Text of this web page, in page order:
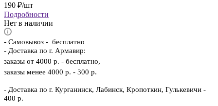
190 ₽/шт
Подробности
Нет в наличии
- Самовывоз - бесплатно
- Доставка по г. Армавир:
заказы от 4000 р. - бесплатно,
заказы менее 4000 р. - 300 р.
- Доставка по г. Курганинск, Лабинск, Кропоткин, Гулькевичи -
400 р.